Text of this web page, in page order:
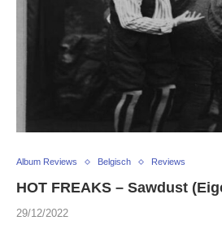
Album Reviews Belgisch Reviews
HOT FREAKS – Sawdust
29/12/2022